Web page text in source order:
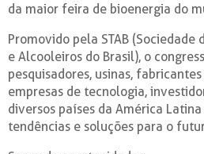
da maior feira de bioenergia do
Promovido pela STAB (Sociedade
e Alcooleiros do Brasil), o
pesquisadores, usinas,
empresas de tecnologia,
diversos países da América
tendências e soluções para o